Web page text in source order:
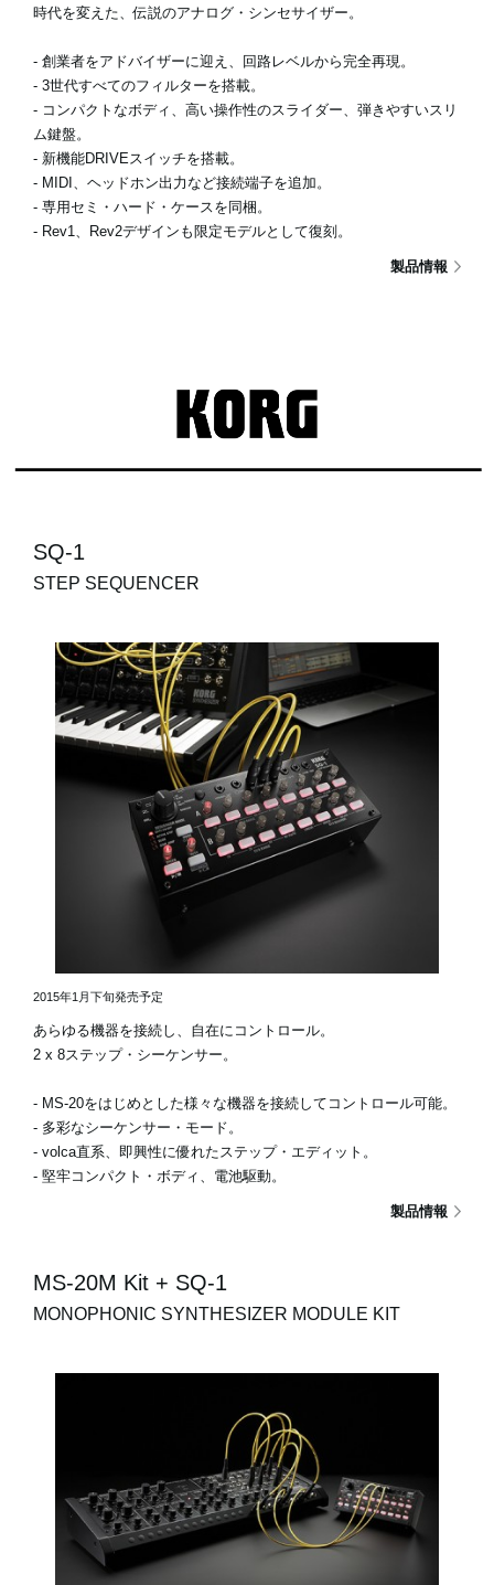
時代を変えた、伝説のアナログ・シンセサイザー。
- 創業者をアドバイザーに迎え、回路レベルから完全再現。
- 3世代すべてのフィルターを搭載。
- コンパクトなボディ、高い操作性のスライダー、弾きやすいスリ
ム鍵盤。
- 新機能DRIVEスイッチを搭載。
- MIDI、ヘッドホン出力など接続端子を追加。
- 専用セミ・ハード・ケースを同梱。
- Rev1、Rev2デザインも限定モデルとして復刻。
製品情報
SQ-1
STEP SEQUENCER
2015年1月下旬発売予定
あらゆる機器を接続し、自在にコントロール。
2 x 8ステップ・シーケンサー。
- MS-20をはじめとした様々な機器を接続してコントロール可能。
- 多彩なシーケンサー・モード。
- volca直系、即興性に優れたステップ・エディット。
- 堅牢コンパクト・ボディ、電池駆動。
製品情報
MS-20M Kit + SQ-1
MONOPHONIC SYNTHESIZER MODULE KIT